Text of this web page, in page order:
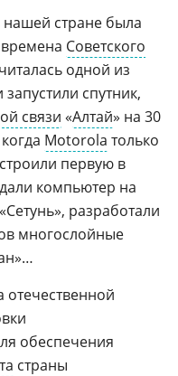
стране была
Советского
одной из
спутник,
связи «Алтай» на 30
Motorola только
первую в
компьютер на
разработали
многослойные
отечественной
обеспечения
страны